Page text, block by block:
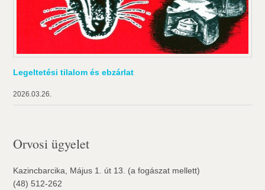
Legeltetési tilalom és ebzárlat
2026.03.26.
Orvosi ügyelet
Kazincbarcika, Május 1. út 13. (a fogászat mellett)
(48) 512-262